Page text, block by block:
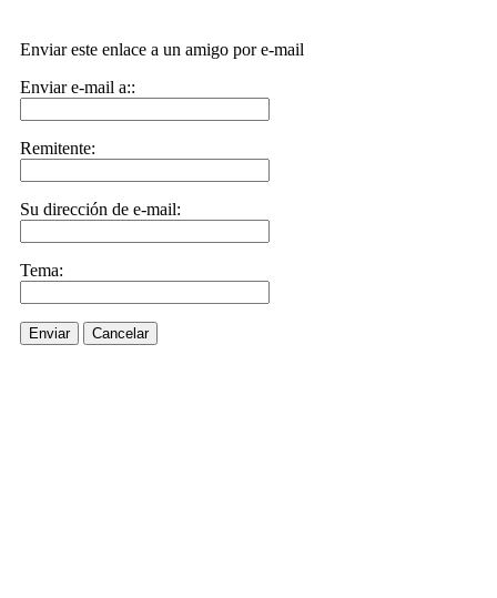
Enviar este enlace a un amigo por e-mail
Enviar e-mail a::
Remitente:
Su dirección de e-mail:
Tema:
Enviar Cancelar